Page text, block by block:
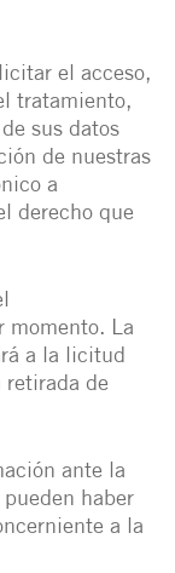
el acceso,
tratamiento,
sus datos
de nuestras
a
derecho que
momento. La
a la licitud
retirada de
ante la
haber
a la